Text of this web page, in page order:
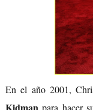
En el año 2001,